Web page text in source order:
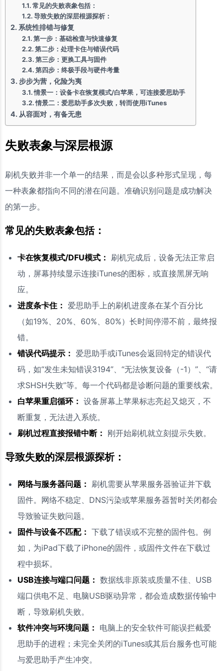
常见的失败表象包括：
导致失败的深层根源探析：
系统性排错与修复
第一步：基础检查与快速修复
第二步：处理卡住与错误代码
第三步：更换工具与固件
第四步：终极手段与硬件考量
步步为营，化险为夷
情景一：设备卡在恢复模式/白苹果，可连接爱思助手
情景二：爱思助手多次失败，转而使用iTunes
从容面对，有备无患
失败表象与深层根源
刷机失败并非一个单一的结果，而是会以多种形式呈现，每
一种表象都指向不同的潜在问题。准确识别问题是成功解决
的第一步。
常见的失败表象包括：
卡在恢复模式/DFU模式： 刷机完成后，设备无法正常启
动，屏幕持续显示连接iTunes的图标，或直接黑屏无响
应。
进度条卡住： 爱思助手上的刷机进度条在某个百分比
（如19%、20%、60%、80%）长时间停滞不前，最终报
错。
错误代码提示： 爱思助手或iTunes会返回特定的错误代
码，如“发生未知错误3194”、“无法恢复设备（-1）”、“请
求SHSH失败”等。每一个代码都是诊断问题的重要线索。
白苹果重启循环： 设备屏幕上苹果标志亮起又熄灭，不
断重复，无法进入系统。
刷机过程直接报错中断： 刚开始刷机就立刻提示失败。
导致失败的深层根源探析：
网络与服务器问题： 刷机需要从苹果服务器验证并下载
固件。网络不稳定、DNS污染或苹果服务器暂时关闭都会
导致验证失败问题。
固件与设备不匹配： 下载了错误或不完整的固件包。例
如，为iPad下载了iPhone的固件，或固件文件在下载过
程中损坏。
USB连接与端口问题： 数据线非原装或质量不佳、USB
端口供电不足、电脑USB驱动异常，都会造成数据传输中
断，导致刷机失败。
软件冲突与环境问题： 电脑上的安全软件可能误拦截爱
思助手的进程；未完全关闭的iTunes或其后台服务也可能
与爱思助手产生冲突。